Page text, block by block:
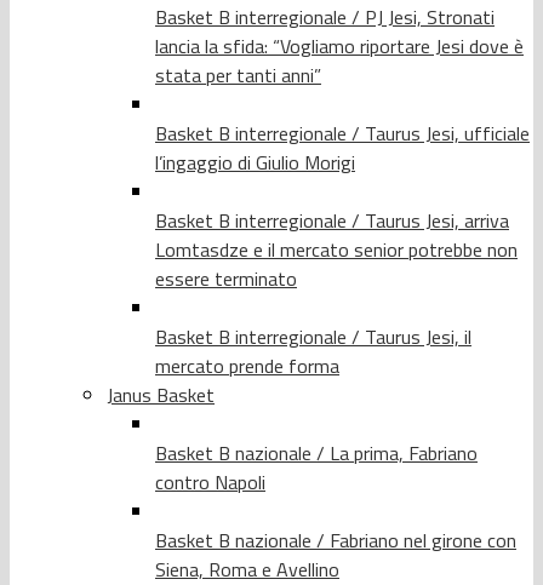
Basket B interregionale / PJ Jesi, Stronati
lancia la sfida: “Vogliamo riportare Jesi dove è
stata per tanti anni”
Basket B interregionale / Taurus Jesi, ufficiale
l’ingaggio di Giulio Morigi
Basket B interregionale / Taurus Jesi, arriva
Lomtasdze e il mercato senior potrebbe non
essere terminato
Basket B interregionale / Taurus Jesi, il
mercato prende forma
Janus Basket
Basket B nazionale / La prima, Fabriano
contro Napoli
Basket B nazionale / Fabriano nel girone con
Siena, Roma e Avellino